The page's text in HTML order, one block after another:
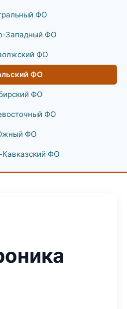
ФО
Западный ФО
ФО
ФО
ФО
ФО
ФО
ФО